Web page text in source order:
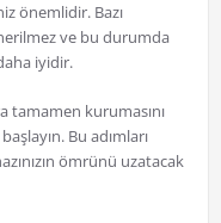
önemlidir. Bazı
ve bu durumda
iyidir.
tamamen kurumasını
Bu adımları
ömrünü uzatacak